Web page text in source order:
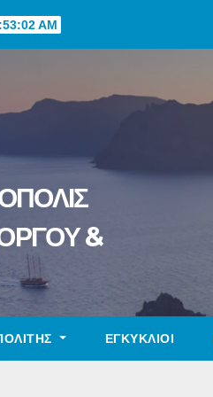
AM
&
ΕΓΚΥΚΛΙΟΙ